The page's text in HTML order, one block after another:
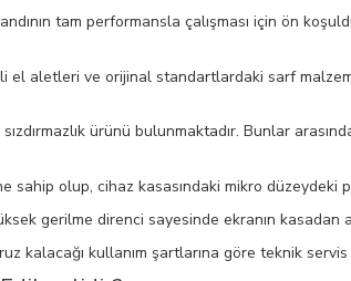
tam performansla çalışması için ön
el aletleri ve orijinal standartlardaki sarf
ürünü bulunmaktadır. Bunlar
sahip olup, cihaz kasasındaki mikro düzeydeki
gerilme direnci sayesinde ekranın kasadan
kalacağı kullanım şartlarına göre teknik